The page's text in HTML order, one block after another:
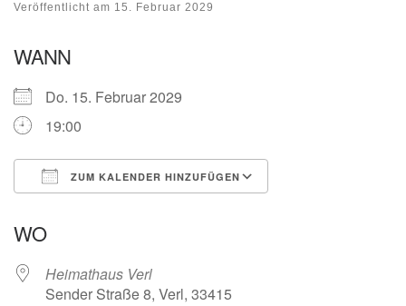
Veröffentlicht am 15. Februar 2029
WANN
Do. 15. Februar 2029
19:00
ZUM KALENDER HINZUFÜGEN
WO
Heimathaus Verl
Sender Straße 8, Verl, 33415